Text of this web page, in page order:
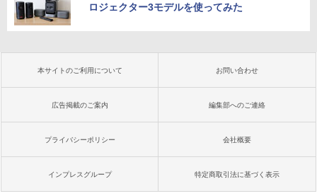
ロジェクター3モデルを使ってみた
本サイトのご利用について お問い合わせ
広告掲載のご案内 編集部へのご連絡
プライバシーポリシー 会社概要
インプレスグループ 特定商取引法に基づく表示